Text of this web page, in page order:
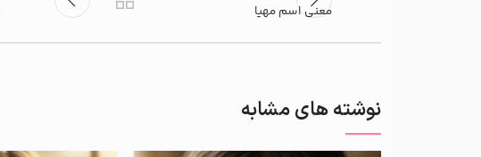
معنی اسم مهیا
نوشته های مشابه